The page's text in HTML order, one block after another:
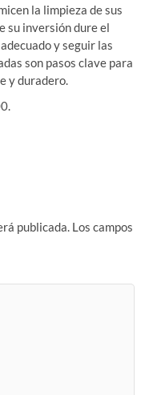
la limpieza de sus
su inversión dure el
y seguir las
son pasos clave para
y duradero.
publicada. Los campos